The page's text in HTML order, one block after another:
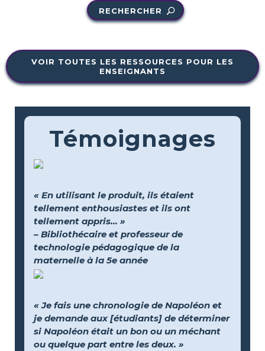
RECHERCHER
VOIR TOUTES LES RESSOURCES POUR LES
ENSEIGNANTS
Témoignages
« En utilisant le produit, ils étaient
tellement enthousiastes et ils ont
tellement appris... »
– Bibliothécaire et professeur de
technologie pédagogique de la
maternelle à la 5e année
« Je fais une chronologie de Napoléon et
je demande aux [étudiants] de déterminer
si Napoléon était un bon ou un méchant
ou quelque part entre les deux. »